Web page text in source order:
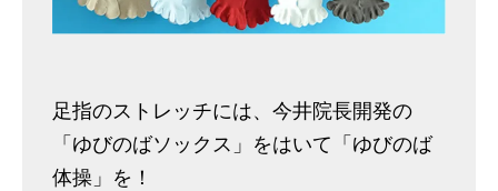
足指のストレッチには、今井院長開発の
「ゆびのばソックス」をはいて「ゆびのば
体操」を！